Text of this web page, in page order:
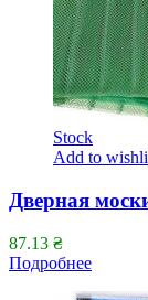
Stock
Add to
Дверная
87.13 ₴
Подробнее